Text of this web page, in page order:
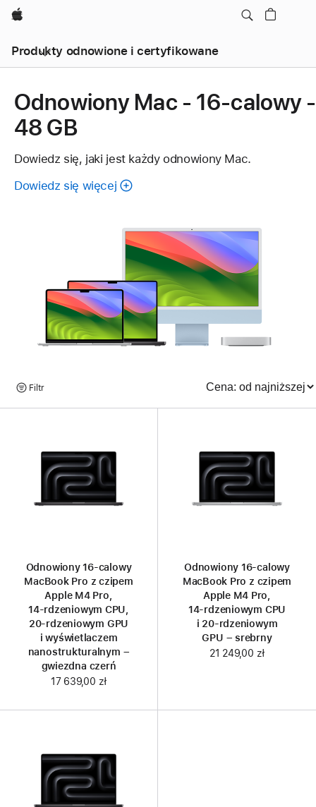
Apple
Produkty odnowione i certyfikowane
Odnowiony Mac - 16-calowy -
48 GB
Dowiedz się, jaki jest każdy odnowiony Mac.
Dowiedz się więcej
odnowionego
Maca.
Przeglądaj
produkty
Filtr
Odnowiony 16‑calowy
MacBook Pro z czipem
Apple M4 Pro,
14‑rdzeniowym CPU,
20‑rdzeniowym GPU
i wyświetlaczem
nanostrukturalnym –
gwiezdna czerń
17 639,00 zł
Odnowiony 16‑calowy
MacBook Pro z czipem
Apple M4 Pro,
14‑rdzeniowym CPU
i 20‑rdzeniowym
GPU – srebrny
21 249,00 zł